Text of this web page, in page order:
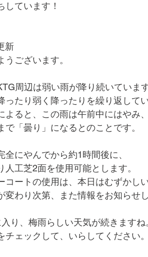
しています！
新
うございます。
周辺は弱い雨が降り続いています
ったり弱く降ったりを繰り返してい
よると、この雨は午前中にはやみ、
で「曇り」になるとのことです。
全にやんでから約1時間後に、
人工芝2面を使用可能とします。
コートの使用は、本日はむずかし
変わり次第、また情報をお知らせし
り、梅雨らしい天気が続きますね
チェックして、いらしてください。